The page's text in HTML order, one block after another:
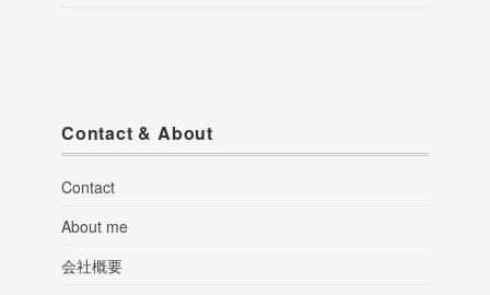
Contact & About
Contact
About me
会社概要